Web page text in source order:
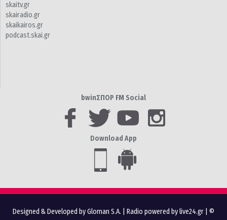
skaitv.gr
skairadio.gr
skaikairos.gr
podcast.skai.gr
bwinΣΠΟΡ FM Social
Download App
Designed & Developed by Gloman S.A. Radio powered by live24.gr | ©